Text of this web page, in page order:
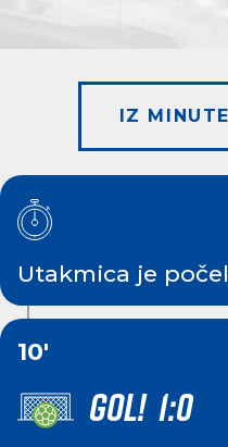
IZ
Utakmica je
10'
GOL! 1:0